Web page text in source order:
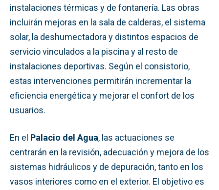
instalaciones térmicas y de fontanería. Las obras
incluirán mejoras en la sala de calderas, el sistema
solar, la deshumectadora y distintos espacios de
servicio vinculados a la piscina y al resto de
instalaciones deportivas. Según el consistorio,
estas intervenciones permitirán incrementar la
eficiencia energética y mejorar el confort de los
usuarios.
En el Palacio del Agua, las actuaciones se
centrarán en la revisión, adecuación y mejora de los
sistemas hidráulicos y de depuración, tanto en los
vasos interiores como en el exterior. El objetivo es